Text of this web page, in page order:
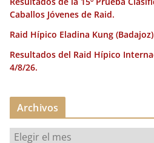
Caballos Jóvenes de Raid.
Raid Hípico Eladina Kung
Resultados del Raid Hípico
4/8/26.
Archivos